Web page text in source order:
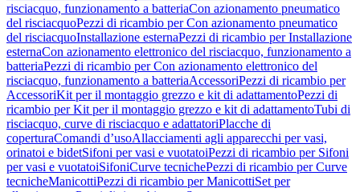
risciacquo, funzionamento a batteriaCon azionamento pneumatico
del risciacquoPezzi di ricambio per Con azionamento pneumatico
del risciacquoInstallazione esternaPezzi di ricambio per Installazione
esternaCon azionamento elettronico del risciacquo, funzionamento a
batteriaPezzi di ricambio per Con azionamento elettronico del
risciacquo, funzionamento a batteriaAccessoriPezzi di ricambio per
AccessoriKit per il montaggio grezzo e kit di adattamentoPezzi di
ricambio per Kit per il montaggio grezzo e kit di adattamentoTubi di
risciacquo, curve di risciacquo e adattatoriPlacche di
coperturaComandi d’usoAllacciamenti agli apparecchi per vasi,
orinatoi e bidetSifoni per vasi e vuotatoiPezzi di ricambio per Sifoni
per vasi e vuotatoiSifoniCurve tecnichePezzi di ricambio per Curve
tecnicheManicottiPezzi di ricambio per ManicottiSet per